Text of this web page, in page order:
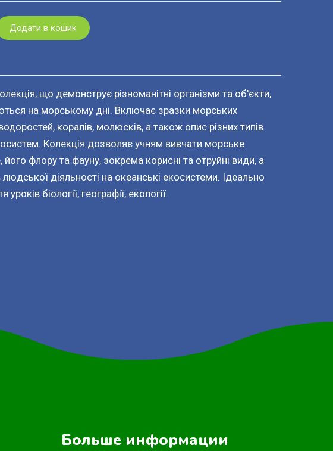
Додати в кошик
що демонструє різноманітні організми та об'єкти,
на морському дні. Включає зразки морських
коралів, молюсків, а також опис різних типів
Колекція дозволяє учням вивчати морське
флору та фауну, зокрема корисні та отруйні види, а
діяльності на океанські екосистеми. Ідеально
уроків біології, географії, екології.
Больше информации